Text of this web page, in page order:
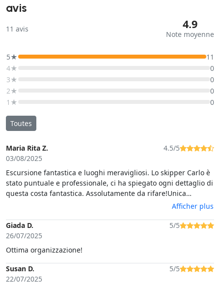
avis
11 avis 4.9
Note moyenne
5★
11
4★
0
3★
0
2★
0
1★
0
Toutes
Maria Rita Z.
03/08/2025
4.5/5
Escursione fantastica e luoghi meravigliosi. Lo skipper Carlo è
stato puntuale e professionale, ci ha spiegato ogni dettaglio di
questa costa fantastica. Assolutamente da rifare!Unica
"pecca": nell'escursione era previsto un piccolo aperitivo con
Afficher plus
Giada D.
26/07/2025
5/5
Ottima organizzazione!
Susan D.
22/07/2025
5/5